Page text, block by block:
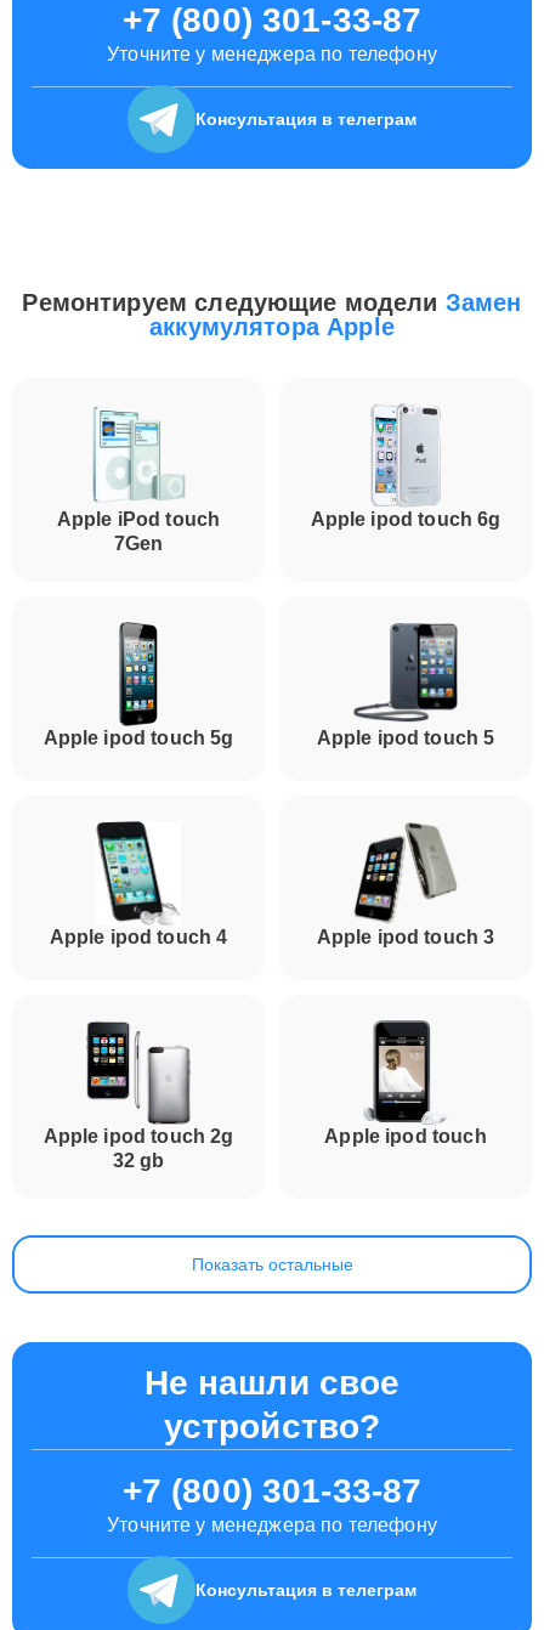
+7 (800) 301-33-87
Уточните у менеджера по телефону
Консультация в телеграм
Ремонтируем следующие модели Замен
аккумулятора Apple
Apple iPod touch
7Gen
Apple ipod touch 6g
Apple ipod touch 5g Apple ipod touch 5
Apple ipod touch 4 Apple ipod touch 3
Apple ipod touch 2g
32 gb
Apple ipod touch
Показать остальные
Не нашли свое
устройство?
+7 (800) 301-33-87
Уточните у менеджера по телефону
Консультация в телеграм